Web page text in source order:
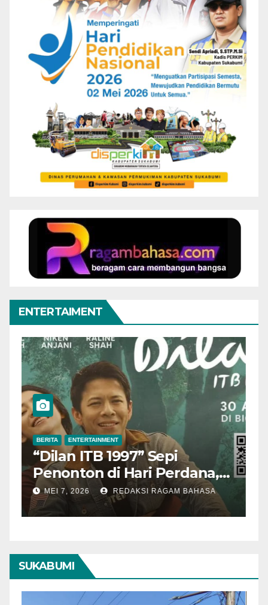
ENTERTAIMENT
BERITA ENTERTAINMENT
“Dilan ITB 1997” Sepi
Penonton di Hari Perdana,
Pengamat Nilai Cerita
Kurang Kuat
MEI 7, 2026 REDAKSI RAGAM BAHASA
SUKABUMI